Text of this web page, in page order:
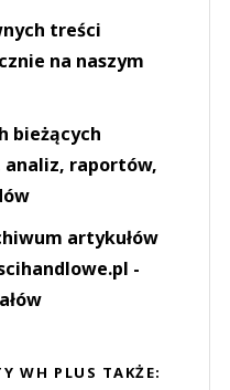
treści
na naszym
bieżących
analiz, raportów,
artykułów
-
WH PLUS TAKŻE: